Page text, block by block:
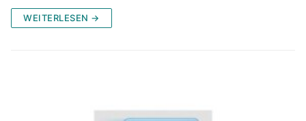
WEITERLESEN →